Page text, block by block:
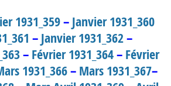
1931_359– Janvier 1931_360
– Janvier 1931_362–
– Février 1931_364– Février
1931_366– Mars 1931_367–